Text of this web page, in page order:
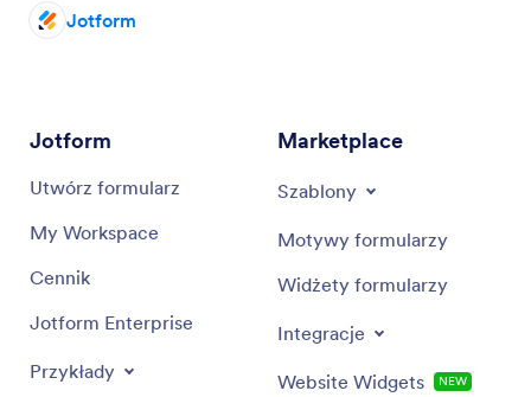
Jotform
Jotform
Utwórz formularz
My Workspace
Cennik
Jotform Enterprise
Przykłady
Marketplace
Szablony
Motywy formularzy
Widżety formularzy
Integracje
Website Widgets NEW